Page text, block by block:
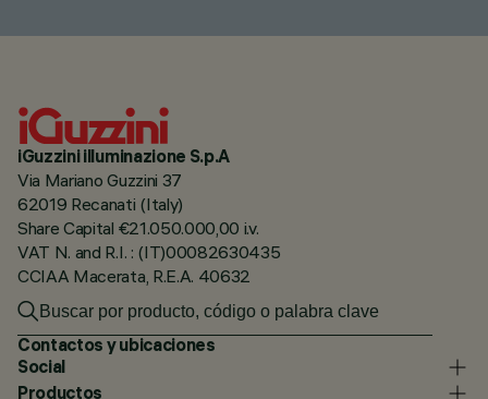
iGuzzini illuminazione S.p.A
Via Mariano Guzzini 37
62019 Recanati (Italy)
Share Capital €21.050.000,00 i.v.
VAT N. and R.I. : (IT)00082630435
CCIAA Macerata, R.E.A. 40632
Contactos y ubicaciones
Social
Productos